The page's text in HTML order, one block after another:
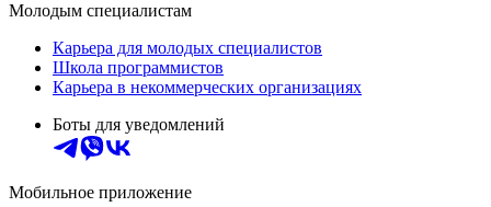
Молодым специалистам
Карьера для молодых специалистов
Школа программистов
Карьера в некоммерческих организациях
Боты для уведомлений
Мобильное приложение